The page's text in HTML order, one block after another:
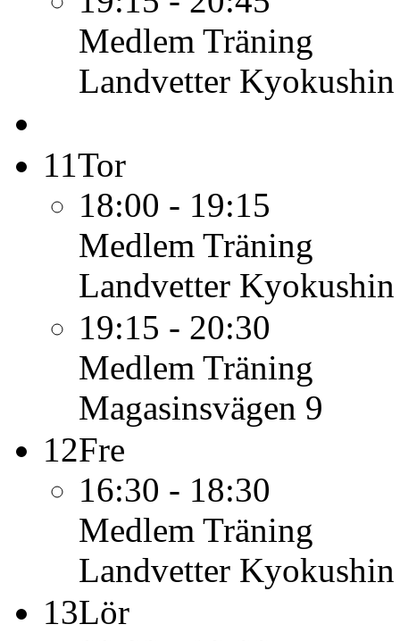
Medlem Träning
Landvetter
11Tor
18:00 - 19:15
Medlem Träning
Landvetter
19:15 - 20:30
Medlem Träning
Magasinsvägen 9
12Fre
16:30 - 18:30
Medlem Träning
Landvetter
13Lör